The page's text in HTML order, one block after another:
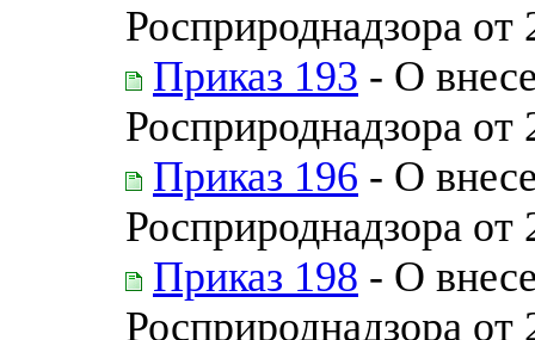
Росприроднадзора
Приказ 193 - О
Росприроднадзора
Приказ 196 - О
Росприроднадзора
Приказ 198 - О
Росприроднадзора